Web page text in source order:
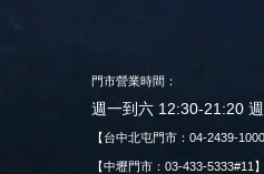
門市營業時間：
週一到六 12:30-21:20
【台中北屯門市：04-2439-1000
【中壢門市：03-433-5333#11】